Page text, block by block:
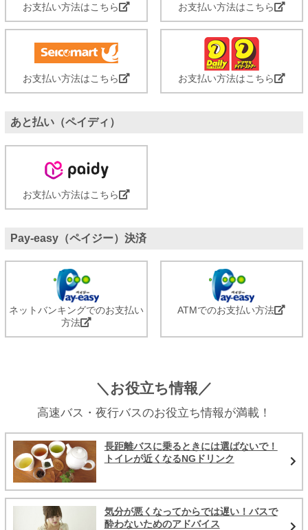
お支払い方法はこちら お支払い方法はこちら
お支払い方法はこちら お支払い方法はこちら
あと払い（ペイディ）
お支払い方法はこちら
Pay-easy（ペイジー）決済
ネットバンキングでのお支払い
方法
ATMでのお支払い方法
＼お役立ち情報／
高速バス・夜行バスのお役立ち情報が満載！
長距離バスに乗るときには選ばないで！
トイレが近くなるNGドリンク
気分が悪くなってからでは遅い！バスで
酔わないためのアドバイス